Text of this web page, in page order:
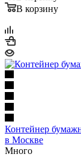
В корзину
Контейнер
в Москве
Много